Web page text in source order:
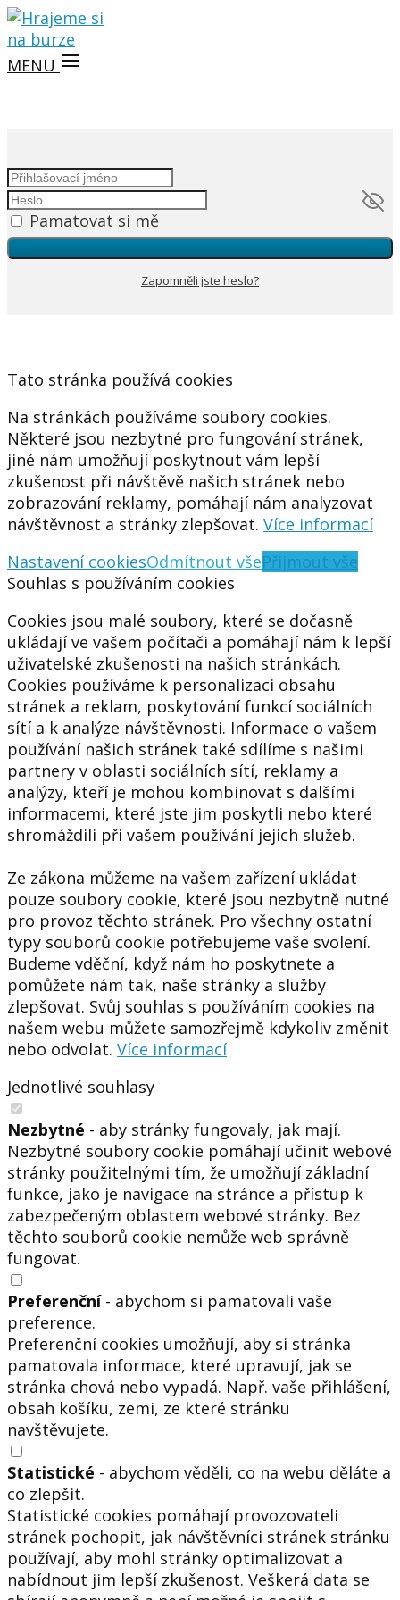
MENU
Pamatovat si mě
Zapomněli jste heslo?
Tato stránka používá cookies
Na stránkách používáme soubory cookies.
Některé jsou nezbytné pro fungování stránek,
jiné nám umožňují poskytnout vám lepší
zkušenost při návštěvě našich stránek nebo
zobrazování reklamy, pomáhají nám analyzovat
návštěvnost a stránky zlepšovat. Více informací
Nastavení cookiesOdmítnout všePřijmout vše
Souhlas s používáním cookies
Cookies jsou malé soubory, které se dočasně
ukládají ve vašem počítači a pomáhají nám k lepší
uživatelské zkušenosti na našich stránkách.
Cookies používáme k personalizaci obsahu
stránek a reklam, poskytování funkcí sociálních
sítí a k analýze návštěvnosti. Informace o vašem
používání našich stránek také sdílíme s našimi
partnery v oblasti sociálních sítí, reklamy a
analýzy, kteří je mohou kombinovat s dalšími
informacemi, které jste jim poskytli nebo které
shromáždili při vašem používání jejich služeb.
Ze zákona můžeme na vašem zařízení ukládat
pouze soubory cookie, které jsou nezbytně nutné
pro provoz těchto stránek. Pro všechny ostatní
typy souborů cookie potřebujeme vaše svolení.
Budeme vděční, když nám ho poskytnete a
pomůžete nám tak, naše stránky a služby
zlepšovat. Svůj souhlas s používáním cookies na
našem webu můžete samozřejmě kdykoliv změnit
nebo odvolat. Více informací
Jednotlivé souhlasy
Nezbytné - aby stránky fungovaly, jak mají.
Nezbytné soubory cookie pomáhají učinit webové
stránky použitelnými tím, že umožňují základní
funkce, jako je navigace na stránce a přístup k
zabezpečeným oblastem webové stránky. Bez
těchto souborů cookie nemůže web správně
fungovat.
Preferenční- abychom si pamatovali vaše
preference.
Preferenční cookies umožňují, aby si stránka
pamatovala informace, které upravují, jak se
stránka chová nebo vypadá. Např. vaše přihlášení,
obsah košíku, zemi, ze které stránku
navštěvujete.
Statistické - abychom věděli, co na webu děláte a
co zlepšit.
Statistické cookies pomáhají provozovateli
stránek pochopit, jak návštěvníci stránek stránku
používají, aby mohl stránky optimalizovat a
nabídnout jim lepší zkušenost. Veškerá data se